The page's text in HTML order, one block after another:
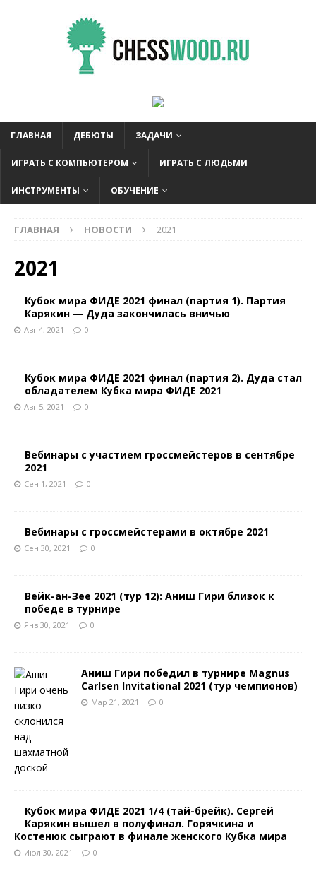
ГЛАВНАЯ ДЕБЮТЫ ЗАДАЧИ
ИГРАТЬ С КОМПЬЮТЕРОМ ИГРАТЬ С ЛЮДЬМИ
ИНСТРУМЕНТЫ ОБУЧЕНИЕ
ГЛАВНАЯ НОВОСТИ 2021
2021
Кубок мира ФИДЕ 2021 финал (партия 1). Партия
Карякин — Дуда закончилась вничью
Авг 4, 2021 0
Кубок мира ФИДЕ 2021 финал (партия 2). Дуда стал
обладателем Кубка мира ФИДЕ 2021
Авг 5, 2021 0
Вебинары с участием гроссмейстеров в сентябре
2021
Сен 1, 2021 0
Вебинары с гроссмейстерами в октябре 2021
Сен 30, 2021 0
Вейк-ан-Зее 2021 (тур 12): Аниш Гири близок к
победе в турнире
Янв 30, 2021 0
Аниш Гири победил в турнире Magnus
Carlsen Invitational 2021 (тур чемпионов)
Мар 21, 2021 0
Кубок мира ФИДЕ 2021 1/4 (тай-брейк). Сергей
Карякин вышел в полуфинал. Горячкина и
Костенюк сыграют в финале женского Кубка мира
Июл 30, 2021 0